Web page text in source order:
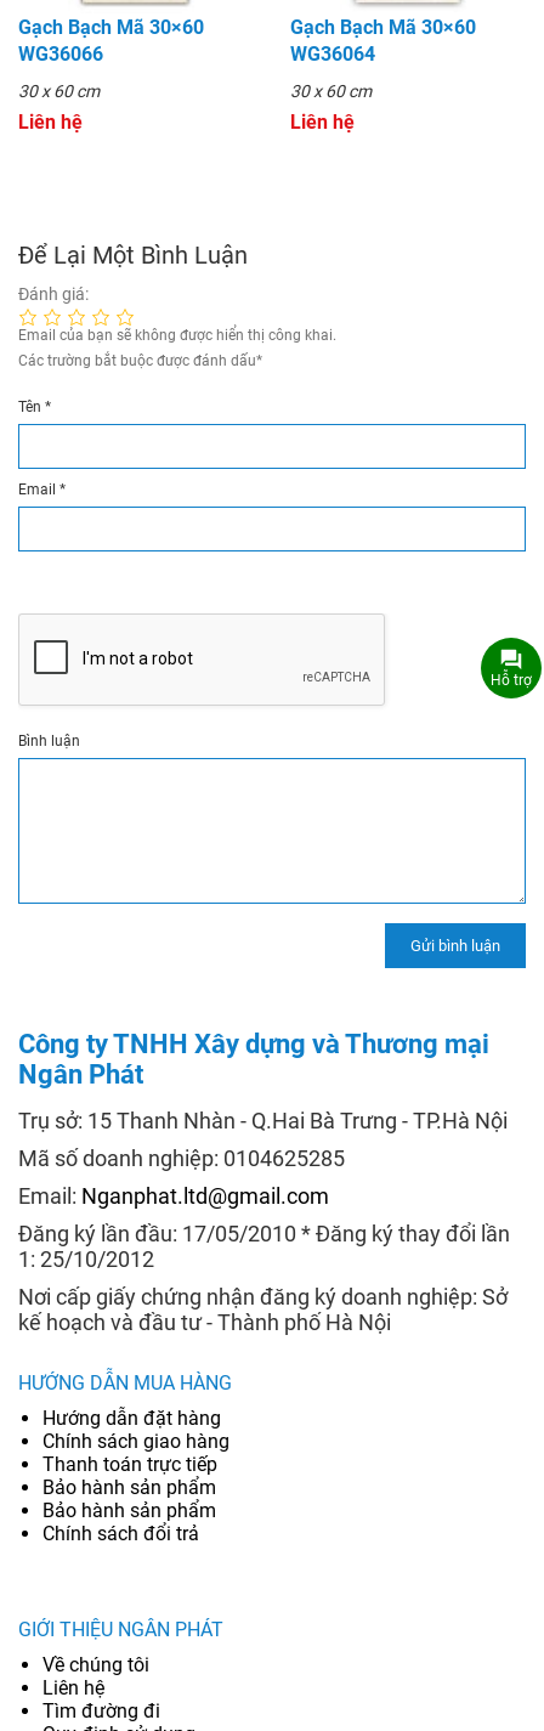
Gạch Bạch Mã 30×60
WG36066
30 x 60 cm
Liên hệ
Gạch Bạch Mã 30×60
WG36064
30 x 60 cm
Liên hệ
Để Lại Một Bình Luận
Đánh giá:
Email của bạn sẽ không được hiển thị công khai.
Các trường bắt buộc được đánh dấu*
Tên *
Email *
Bình luận
Công ty TNHH Xây dựng và Thương mại
Ngân Phát
Trụ sở: 15 Thanh Nhàn - Q.Hai Bà Trưng - TP.Hà Nội
Mã số doanh nghiệp: 0104625285
Email: Nganphat.ltd@gmail.com
Đăng ký lần đầu: 17/05/2010 * Đăng ký thay đổi lần
1: 25/10/2012
Nơi cấp giấy chứng nhận đăng ký doanh nghiệp: Sở
kế hoạch và đầu tư - Thành phố Hà Nội
HƯỚNG DẪN MUA HÀNG
Hướng dẫn đặt hàng
Chính sách giao hàng
Thanh toán trực tiếp
Bảo hành sản phẩm
Bảo hành sản phẩm
Chính sách đổi trả
GIỚI THIỆU NGÂN PHÁT
Về chúng tôi
Liên hệ
Tìm đường đi
Hỗ trợ